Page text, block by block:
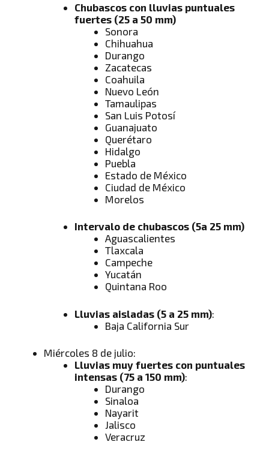
Chubascos con lluvias puntuales
fuertes (25 a 50 mm)
Sonora
Chihuahua
Durango
Zacatecas
Coahuila
Nuevo León
Tamaulipas
San Luis Potosí
Guanajuato
Querétaro
Hidalgo
Puebla
Estado de México
Ciudad de México
Morelos
Intervalo de chubascos (5a 25 mm)
Aguascalientes
Tlaxcala
Campeche
Yucatán
Quintana Roo
Lluvias aisladas (5 a 25 mm):
Baja California Sur
Miércoles 8 de julio:
Lluvias muy fuertes con puntuales
intensas (75 a 150 mm):
Durango
Sinaloa
Nayarit
Jalisco
Veracruz